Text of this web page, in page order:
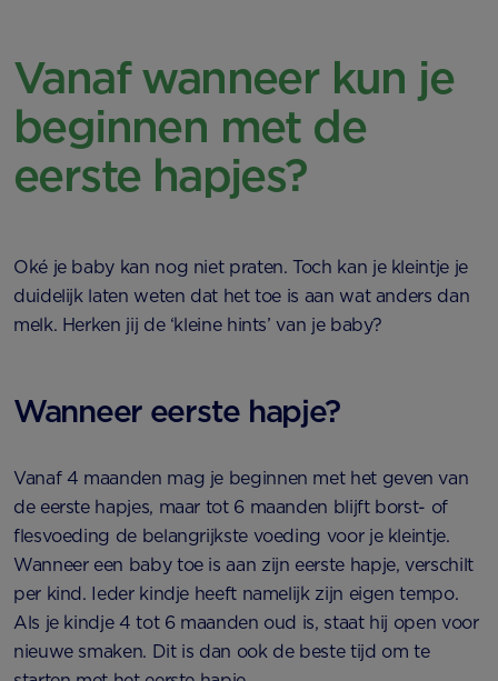
Vanaf wanneer kun je
beginnen met de
eerste hapjes?
Oké je baby kan nog niet praten. Toch kan je kleintje je
duidelijk laten weten dat het toe is aan wat anders dan
melk. Herken jij de ‘kleine hints’ van je baby?
Wanneer eerste hapje?
Vanaf 4 maanden mag je beginnen met het geven van
de eerste hapjes, maar tot 6 maanden blijft borst- of
flesvoeding de belangrijkste voeding voor je kleintje.
Wanneer een baby toe is aan zijn eerste hapje, verschilt
per kind. Ieder kindje heeft namelijk zijn eigen tempo.
Als je kindje 4 tot 6 maanden oud is, staat hij open voor
nieuwe smaken. Dit is dan ook de beste tijd om te